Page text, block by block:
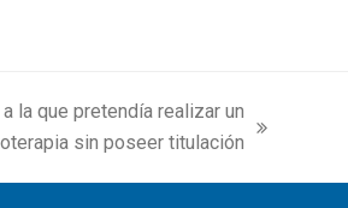
la que pretendía realizar un
sin poseer titulación